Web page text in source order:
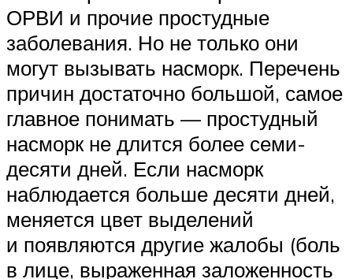
ОРВИ и прочие простудные
заболевания. Но не только они
могут вызывать насморк. Перечень
причин достаточно большой, самое
главное понимать — простудный
насморк не длится более семи-
десяти дней. Если насморк
наблюдается больше десяти дней,
меняется цвет выделений
и появляются другие жалобы (боль
в лице, выраженная заложенность